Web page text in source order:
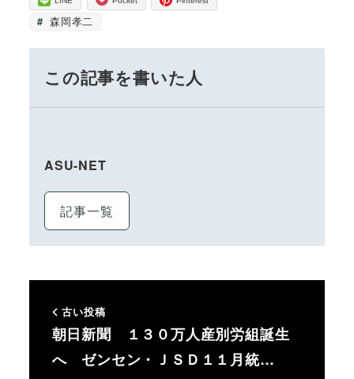
森岡孝二
この記事を書いた人
ASU-NET
記事一覧
古い投稿
朝日新聞 １３０万人産別労組誕生
へ ゼンセン・ＪＳＤ１１月統…